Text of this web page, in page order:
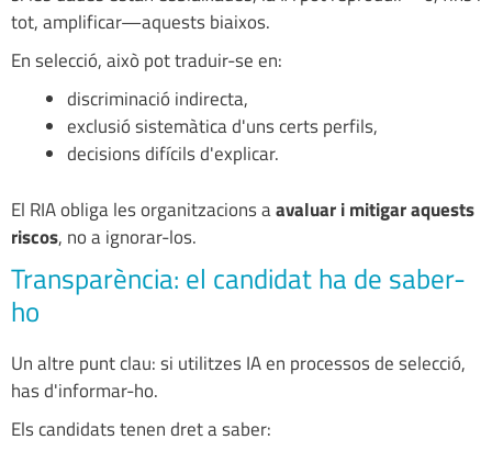
tot, amplificar—aquests biaixos.
En selecció, això pot traduir-se en:
discriminació indirecta,
exclusió sistemàtica d'uns certs perfils,
decisions difícils d'explicar.
El RIA obliga les organitzacions aavaluar i mitigar aquests
riscos, no a ignorar-los.
Transparència: el candidat ha de saber-
ho
Un altre punt clau: si utilitzes IA en processos de selecció,
has d'informar-ho.
Els candidats tenen dret a saber: